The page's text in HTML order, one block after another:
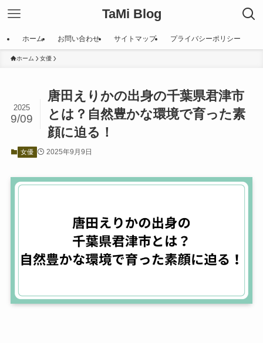
TaMi Blog
ホーム お問い合わせ サイトマップ プライバシーポリシー
ホーム 女優
唐田えりかの出身の千葉県君津市
とは？自然豊かな環境で育った素
顔に迫る！
2025
9/09
女優 2025年9月9日